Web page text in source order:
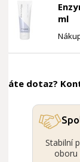
ml
Máte dotaz?
Stabilní
oboru